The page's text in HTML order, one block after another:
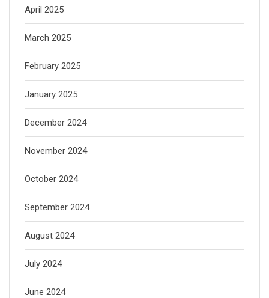
April 2025
March 2025
February 2025
January 2025
December 2024
November 2024
October 2024
September 2024
August 2024
July 2024
June 2024